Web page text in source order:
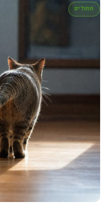
חתולים